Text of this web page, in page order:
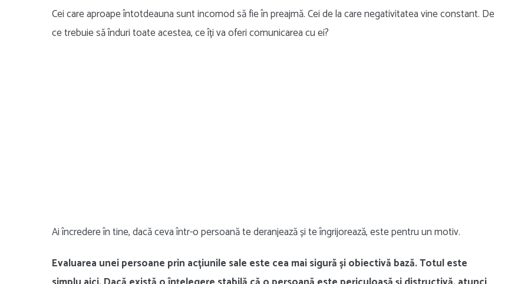
Cei care aproape întotdeauna sunt incomod să fie în preajmă. Cei de la care negativitatea vine constant. De
ce trebuie să înduri toate acestea, ce îți va oferi comunicarea cu ei?
Ai încredere în tine, dacă ceva într-o persoană te deranjează și te îngrijorează, este pentru un motiv.
Evaluarea unei persoane prin acțiunile sale este cea mai sigură și obiectivă bază. Totul este